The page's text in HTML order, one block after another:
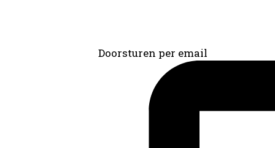
Doorsturen per email